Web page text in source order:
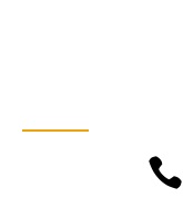
